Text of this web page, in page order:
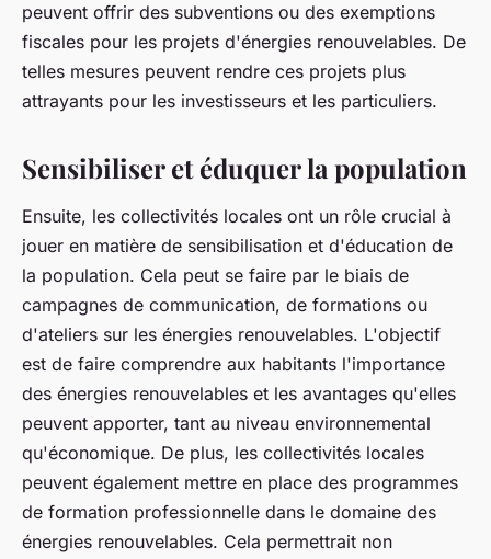
peuvent offrir des subventions ou des exemptions
fiscales pour les projets d'énergies renouvelables. De
telles mesures peuvent rendre ces projets plus
attrayants pour les investisseurs et les particuliers.
Sensibiliser et éduquer la population
Ensuite, les collectivités locales ont un rôle crucial à
jouer en matière de sensibilisation et d'éducation de
la population. Cela peut se faire par le biais de
campagnes de communication, de formations ou
d'ateliers sur les énergies renouvelables. L'objectif
est de faire comprendre aux habitants l'importance
des énergies renouvelables et les avantages qu'elles
peuvent apporter, tant au niveau environnemental
qu'économique. De plus, les collectivités locales
peuvent également mettre en place des programmes
de formation professionnelle dans le domaine des
énergies renouvelables. Cela permettrait non